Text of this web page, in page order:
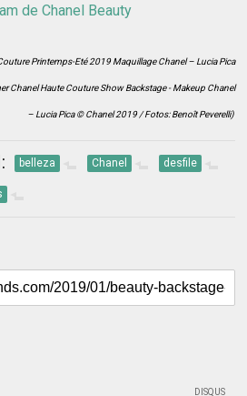
de Chanel Beauty
Printemps-Eté 2019 Maquillage Chanel – Lucia Pica
Chanel Haute Couture Show Backstage - Makeup Chanel
– Lucia Pica © Chanel 2019 / Fotos: Benoît Peverelli)
belleza Chanel desfile
DISQUS